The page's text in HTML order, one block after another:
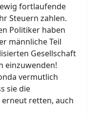
fortlaufende
Steuern zahlen.
Politiker haben
männliche Teil
Gesellschaft
einzuwenden!
vermutlich
sie die
retten, auch